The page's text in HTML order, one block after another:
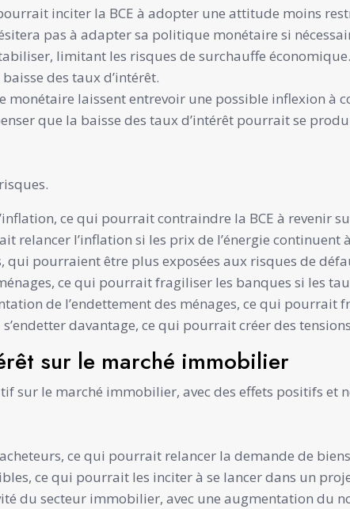
inciter la BCE à adopter une attitude moins
pas à adapter sa politique monétaire si
limitant les risques de surchauffe
des taux d’intérêt.
monétaire laissent entrevoir une possible inflexion à
que la baisse des taux d’intérêt pourrait se
ce qui pourrait contraindre la BCE à revenir
relancer l’inflation si les prix de l’énergie continuent
pourraient être plus exposées aux risques de
ce qui pourrait fragiliser les banques si les
de l’endettement des ménages, ce qui
davantage, ce qui pourrait créer des
sur le marché immobilier
sur le marché immobilier, avec des effets positifs et
ce qui pourrait relancer la demande de
ce qui pourrait les inciter à se lancer dans un
du secteur immobilier, avec une augmentation du